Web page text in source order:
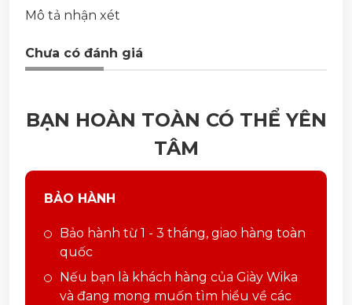
Mô tả nhận xét
Chưa có đánh giá
BẠN HOÀN TOÀN CÓ THỂ YÊN
TÂM
BẢO HÀNH
Bảo hành từ 1 - 3 tháng, giao hàng toàn
quốc
Nếu bạn là khách hàng của Giày Wika
và đang mong muốn tìm hiểu về các